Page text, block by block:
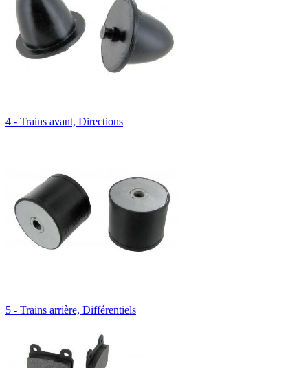
4 - Trains avant, Directions
5 - Trains arrière, Différentiels